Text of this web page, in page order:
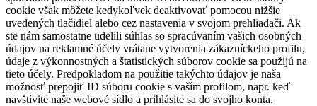
cookie však môžete kedykoľvek deaktivovať pomocou nižšie
uvedených tlačidiel alebo cez nastavenia v svojom prehliadači. Ak
ste nám samostatne udelili súhlas so spracúvaním vašich osobných
údajov na reklamné účely vrátane vytvorenia zákazníckeho profilu,
údaje z výkonnostných a štatistických súborov cookie sa použijú na
tieto účely. Predpokladom na použitie takýchto údajov je naša
možnosť prepojiť ID súboru cookie s vaším profilom, napr. keď
navštívite naše webové sídlo a prihlásite sa do svojho konta.